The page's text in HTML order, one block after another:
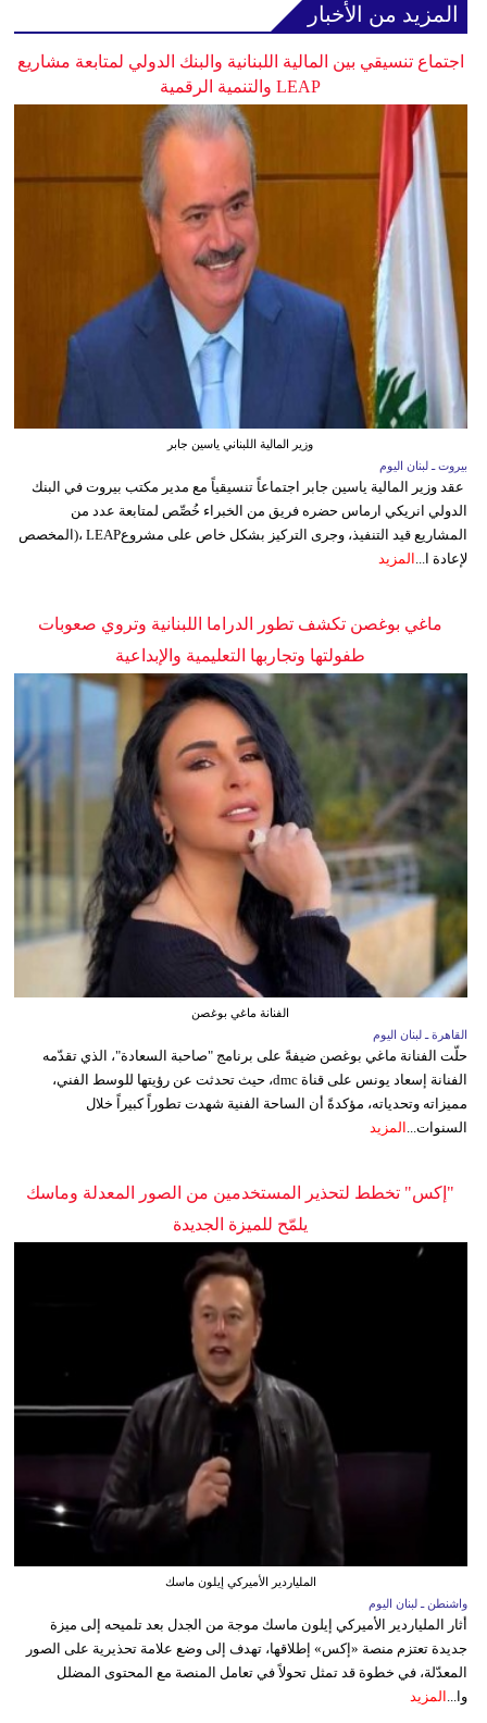
المزيد من الأخبار
اجتماع تنسيقي بين المالية اللبنانية والبنك الدولي لمتابعة مشاريع
LEAP والتنمية الرقمية
وزير المالية اللبناني ياسين جابر
بيروت ـ لبنان اليوم
عقد وزير المالية ياسين جابر اجتماعاً تنسيقياً مع مدير مكتب بيروت في البنك
الدولي انريكي ارماس حضره فريق من الخبراء خُصِّص لمتابعة عدد من
المشاريع قيد التنفيذ، وجرى التركيز بشكل خاص على مشروعLEAP ،(المخصص
لإعادة ا... المزيد
ماغي بوغصن تكشف تطور الدراما اللبنانية وتروي صعوبات
طفولتها وتجاربها التعليمية والإبداعية
الفنانة ماغي بوغصن
القاهرة ـ لبنان اليوم
حلّت الفنانة ماغي بوغصن ضيفةً على برنامج "صاحبة السعادة"، الذي تقدّمه
الفنانة إسعاد يونس على قناة dmc، حيث تحدثت عن رؤيتها للوسط الفني،
مميزاته وتحدياته، مؤكدةً أن الساحة الفنية شهدت تطوراً كبيراً خلال
السنوات...
المزيد
"إكس" تخطط لتحذير المستخدمين من الصور المعدلة وماسك
يلمّح للميزة الجديدة
الملياردير الأميركي إيلون ماسك
واشنطن ـ لبنان اليوم
أثار الملياردير الأميركي إيلون ماسك موجة من الجدل بعد تلميحه إلى ميزة
جديدة تعتزم منصة «إكس» إطلاقها، تهدف إلى وضع علامة تحذيرية على الصور
المعدّلة، في خطوة قد تمثل تحولاً في تعامل المنصة مع المحتوى المضلل
وا... المزيد